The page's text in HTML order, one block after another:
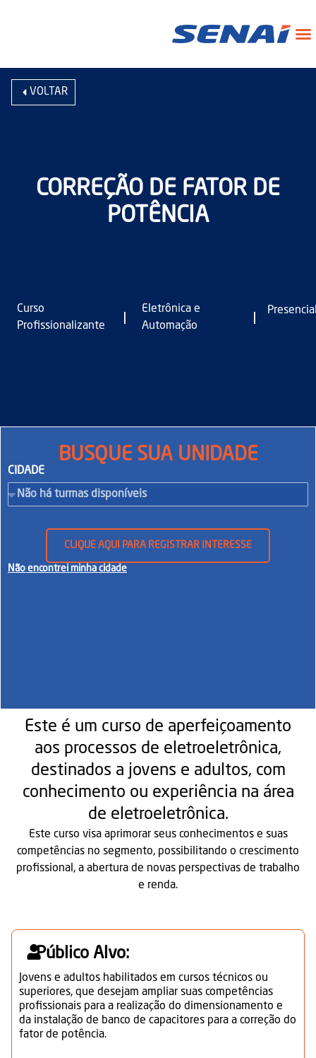
VOLTAR
CORREÇÃO DE FATOR DE
POTÊNCIA
Curso
Profissionalizante
|
Eletrônica e
Automação
|
BUSQUE SUA UNIDADE
CIDADE
CLIQUE AQUI PARA REGISTRAR INTERESSE
Não encontrei minha cidade
Este é um curso de aperfeiçoamento
aos processos de eletroeletrônica,
destinados a jovens e adultos, com
conhecimento ou experiência na área
de eletroeletrônica.
Este curso visa aprimorar seus conhecimentos e suas
competências no segmento, possibilitando o crescimento
profissional, a abertura de novas perspectivas de trabalho
e renda.
Público Alvo:
Jovens e adultos habilitados em cursos técnicos ou
superiores, que desejam ampliar suas competências
profissionais para a realização do dimensionamento e
da instalação de banco de capacitores para a correção do
fator de potência.